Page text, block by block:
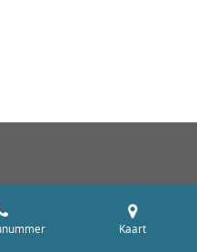
Kaart